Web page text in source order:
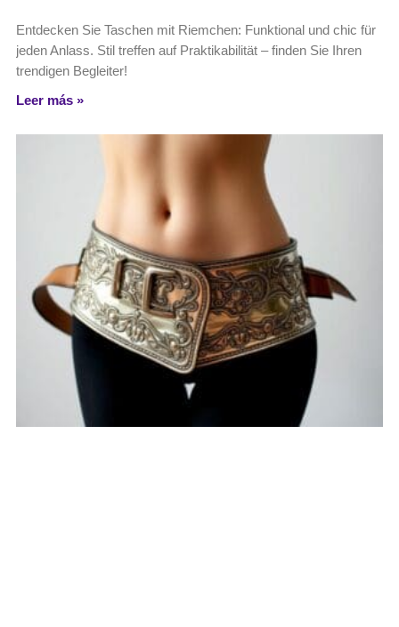
Entdecken Sie Taschen mit Riemchen: Funktional und chic für
jeden Anlass. Stil treffen auf Praktikabilität – finden Sie Ihren
trendigen Begleiter!
Leer más »